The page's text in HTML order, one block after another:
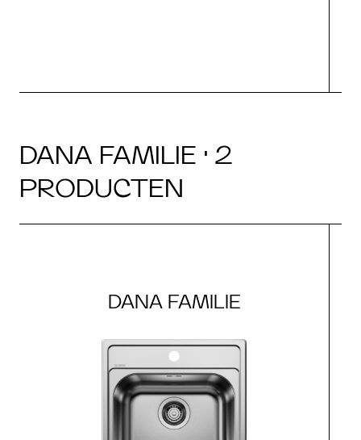
DANA FAMILIE · 2
PRODUCTEN
DANA FAMILIE